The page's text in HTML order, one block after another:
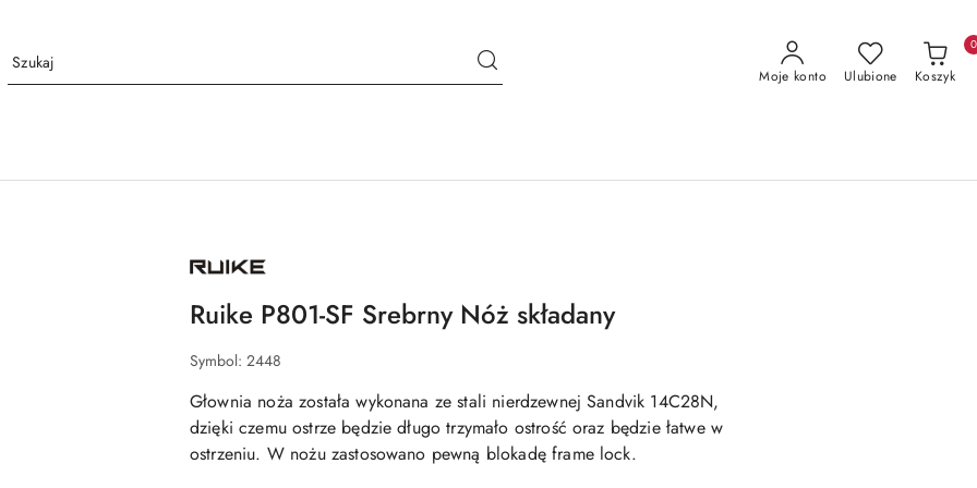
Moje konto Ulubione Koszyk
0
NAZWA
PRODUCENTA:
Ruike P801-SF Srebrny Nóż składany
Symbol: 2448
Głownia noża została wykonana ze stali nierdzewnej Sandvik 14C28N,
dzięki czemu ostrze będzie długo trzymało ostrość oraz będzie łatwe w
ostrzeniu. W nożu zastosowano pewną blokadę frame lock.